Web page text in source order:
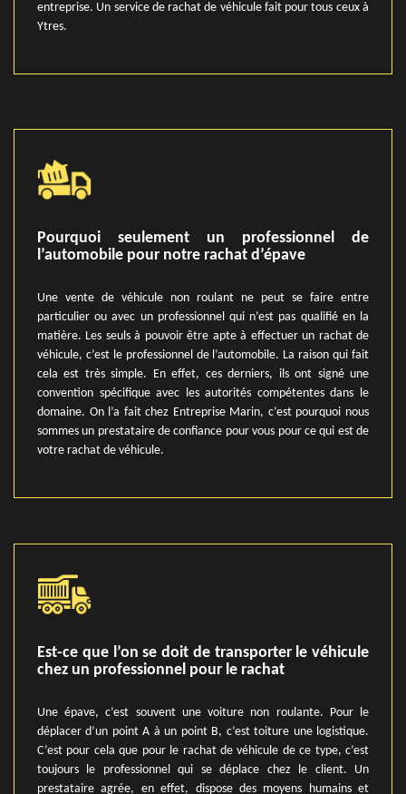
entreprise. Un service de rachat de véhicule fait pour tous ceux à
Ytres.
Pourquoi seulement un professionnel de
l’automobile pour notre rachat d’épave
Une vente de véhicule non roulant ne peut se faire entre
particulier ou avec un professionnel qui n’est pas qualifié en la
matière. Les seuls à pouvoir être apte à effectuer un rachat de
véhicule, c’est le professionnel de l’automobile. La raison qui fait
cela est très simple. En effet, ces derniers, ils ont signé une
convention spécifique avec les autorités compétentes dans le
domaine. On l’a fait chez Entreprise Marin, c’est pourquoi nous
sommes un prestataire de confiance pour vous pour ce qui est de
votre rachat de véhicule.
Est-ce que l’on se doit de transporter le véhicule
chez un professionnel pour le rachat
Une épave, c’est souvent une voiture non roulante. Pour le
déplacer d’un point A à un point B, c’est toiture une logistique.
C’est pour cela que pour le rachat de véhicule de ce type, c’est
toujours le professionnel qui se déplace chez le client. Un
prestataire agrée, en effet, dispose des moyens humains et